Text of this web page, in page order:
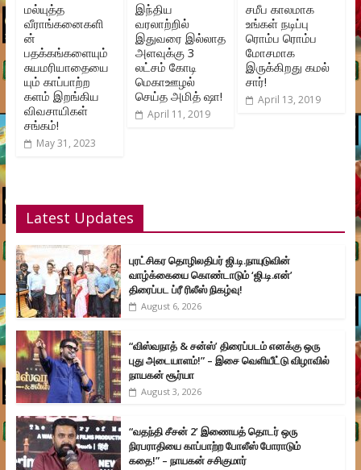
மல்யுத்த
வீராங்கனைகளி
ன்
பதக்கங்களையும்
சுயமரியாதையை
யும் காப்பாற்ற
களம் இறங்கிய
விவசாயிகள்
சங்கம்!
May 31, 2023
இந்திய
வரலாற்றில்
இதுவரை இல்லாத
அளவுக்கு 3
லட்சம் கோடி
மெகாஊழல்
செய்த அமித் ஷா!
April 11, 2019
சமீப காலமாக
உங்கள் நடிப்பு
ரொம்ப ரொம்ப
மோசமாக
இருக்கிறது கமல்
சார்!
April 13, 2019
Latest Updates
புரட்சிகர தொழிலதிபர் ஜி.டி.நாயுடுவின்
வாழ்க்கையை கொண்டாடும் ‘ஜி.டி.என்’
திரைப்பட ப்ரீ ரிலீஸ் நிகழ்வு!
August 6, 2026
“விஸ்வநாத் & சன்ஸ்’ திரைப்படம் எனக்கு ஒரு
புது அடையாளம்!” – இசை வெளியீட்டு விழாவில்
நாயகன் சூர்யா
August 3, 2026
“வதந்தி சீசன் 2’ இணையத் தொடர் ஒரு
நிரபராதியை காப்பாற்ற போலீஸ் போராடும்
கதை!” – நாயகன் சசிகுமார்